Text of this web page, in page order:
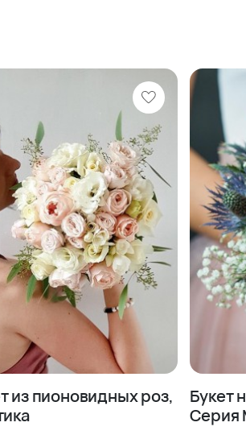
что
из пионовидных роз,
Букет
Серия